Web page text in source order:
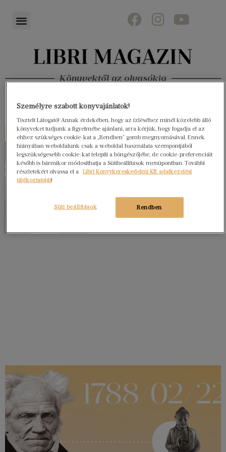
Könyvektől az olvasókig
Személyre szabott könyvajánlatok!
Tisztelt Látogató! Annak érdekében, hogy az ízléséhez minél közelebb álló
könyveket tudjunk a figyelmébe ajánlani, arra kérjük, hogy fogadja el az
ehhez szükséges cookie-kat a „Rendben” gomb megnyomásával. Ennek
hiányában weboldalunk csak a weboldal használata szempontjából
legszükségesebb cookie-kat telepíti a böngészőjébe, de cookie-preferenciáit
később is bármikor módosíthatja a Sütibeállítások menüpontban. További
részletekért olvassa el a
Libri Könyvkereskedelmi Kft. adatkezelési
tájékoztatóját!
Rendben
Süti beállítások